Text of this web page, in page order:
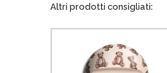
Altri prodotti consigliati: